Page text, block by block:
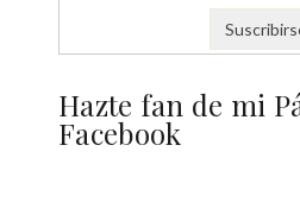
Hazte fan de mi
Facebook